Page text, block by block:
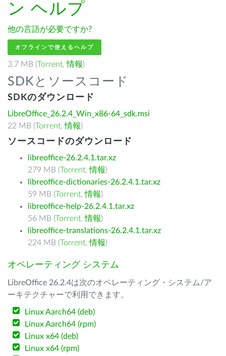
ン ヘルプ
他の言語が必要ですか?
オフラインで使えるヘルプ
3.7 MB (Torrent,情報)
SDKとソースコード
SDKのダウンロード
LibreOffice_26.2.4_Win_x86-64_sdk.msi
22 MB (Torrent,情報)
ソースコードのダウンロード
libreoffice-26.2.4.1.tar.xz
279 MB (Torrent,情報)
libreoffice-dictionaries-26.2.4.1.tar.xz
59 MB (Torrent,情報)
libreoffice-help-26.2.4.1.tar.xz
56 MB (Torrent,情報)
libreoffice-translations-26.2.4.1.tar.xz
224 MB (Torrent,情報)
オペレーティング システム
LibreOffice 26.2.4は次のオペレーティング・システム/ア
ーキテクチャーで利用できます。
Linux Aarch64 (deb)
Linux Aarch64 (rpm)
Linux x64 (deb)
Linux x64 (rpm)